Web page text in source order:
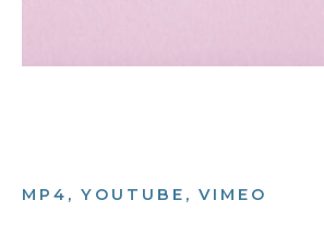
MP4, YOUTUBE, VIMEO